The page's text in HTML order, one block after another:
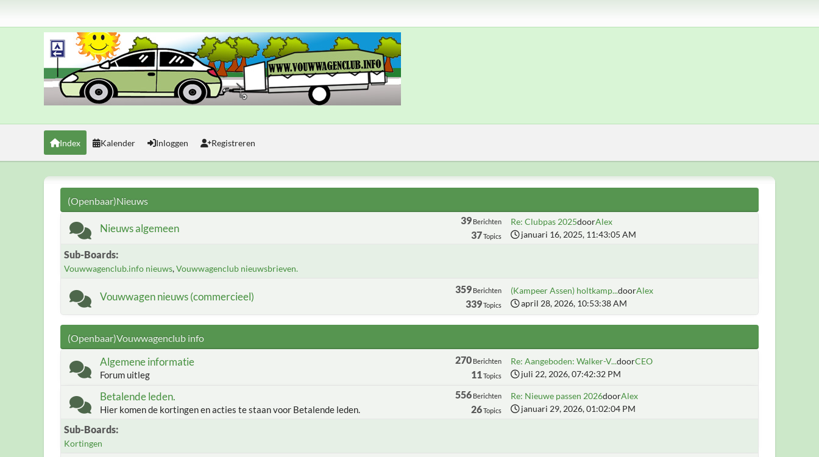
Index Kalender Inloggen Registreren
(Openbaar)Nieuws
Nieuws algemeen
39Berichten
37Topics
Re: Clubpas 2025doorAlex
januari 16, 2025, 11:43:05 AM
Sub-Boards
Vouwwagenclub.info nieuws Vouwwagenclub nieuwsbrieven.
Vouwwagen nieuws (commercieel)
359Berichten
339Topics
(Kampeer Assen) holtkamp...doorAlex
april 28, 2026, 10:53:38 AM
(Openbaar)Vouwwagenclub info
Algemene informatie
Forum uitleg
270Berichten
11 Topics
Re: Aangeboden: Walker-V...doorCEO
juli 22, 2026, 07:42:32 PM
Betalende leden.
Hier komen de kortingen en acties te staan voor Betalende leden.
556Berichten
26Topics
Re: Nieuwe passen 2026doorAlex
januari 29, 2026, 01:02:04 PM
Sub-Boards
Kortingen